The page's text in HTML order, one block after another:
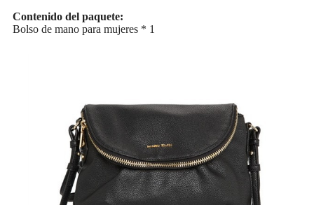
Contenido del paquete:
Bolso de mano para mujeres * 1